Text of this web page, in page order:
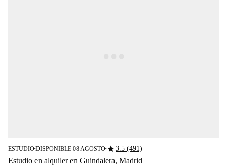
ESTUDIO■DISPONIBLE 08 AGOSTO■star3.5 (491)
Estudio en alquiler en Guindalera, Madrid